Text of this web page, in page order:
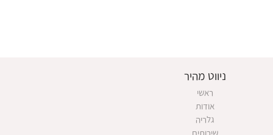
ניווט מהיר
ראשי
אודות
גלריה